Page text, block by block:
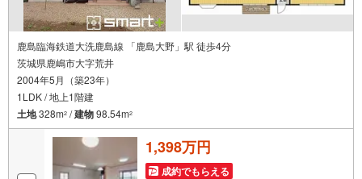
鹿島臨海鉄道大洗鹿島線 「鹿島大野」駅 徒歩4分
茨城県鹿嶋市大字荒井
2004年5月（築23年）
1LDK / 地上1階建
土地328m2 /建物98.54m2
1,398万円
成約でもらえる